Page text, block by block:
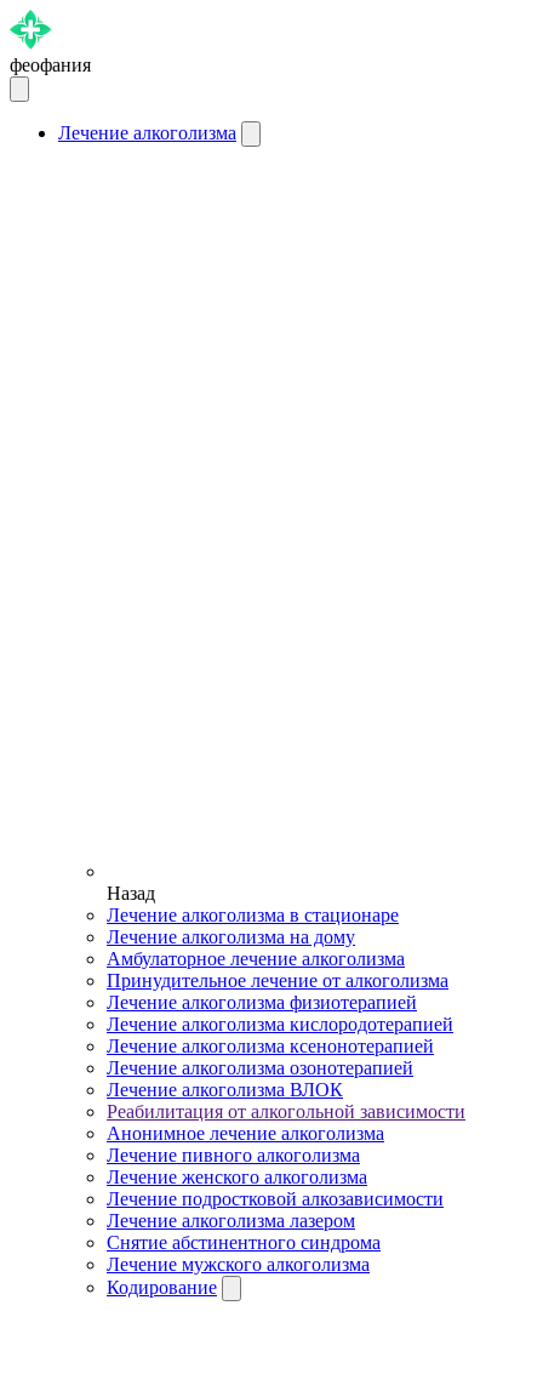
феофания
Лечение алкоголизма
Назад
Лечение алкоголизма в стационаре
Лечение алкоголизма на дому
Амбулаторное лечение алкоголизма
Принудительное лечение от алкоголизма
Лечение алкоголизма физиотерапией
Лечение алкоголизма кислородотерапией
Лечение алкоголизма ксенонотерапией
Лечение алкоголизма озонотерапией
Лечение алкоголизма ВЛОК
Реабилитация от алкогольной зависимости
Анонимное лечение алкоголизма
Лечение пивного алкоголизма
Лечение женского алкоголизма
Лечение подростковой алкозависимости
Лечение алкоголизма лазером
Снятие абстинентного синдрома
Лечение мужского алкоголизма
Кодирование